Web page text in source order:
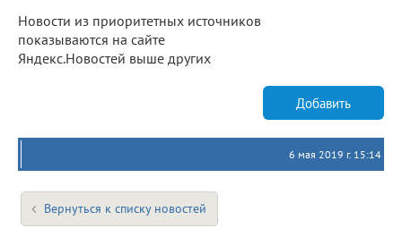
Новости из приоритетных источников
показываются на сайте
Яндекс.Новостей выше других
Добавить
6 мая 2019 г. 15:14
Вернуться к списку новостей